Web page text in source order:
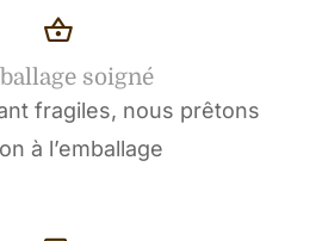
soigné
fragiles, nous prêtons
à l’emballage